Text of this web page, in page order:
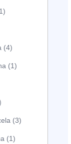
(4)
(1)
(3)
(1)